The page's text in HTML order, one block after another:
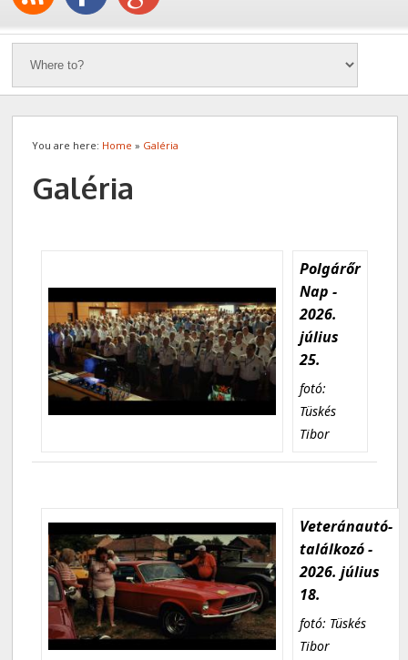
You are here: Home » Galéria
Galéria
Polgárőr
Nap -
2026.
július
25.
fotó:
Tüskés
Tibor
Veteránautó-
találkozó -
2026. július
18.
fotó: Tüskés
Tibor